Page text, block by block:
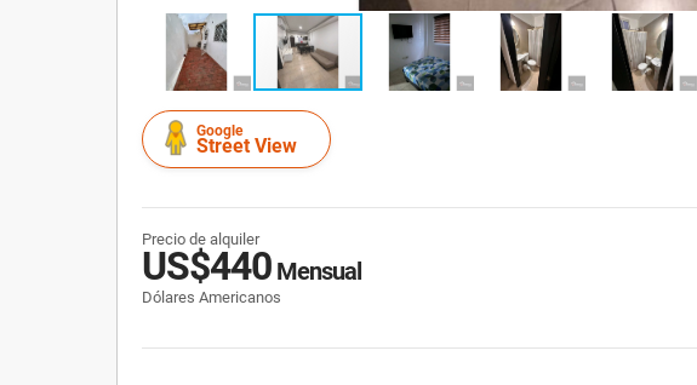
Google
Street View
Precio de alquiler
US$440 Mensual
Dólares Americanos